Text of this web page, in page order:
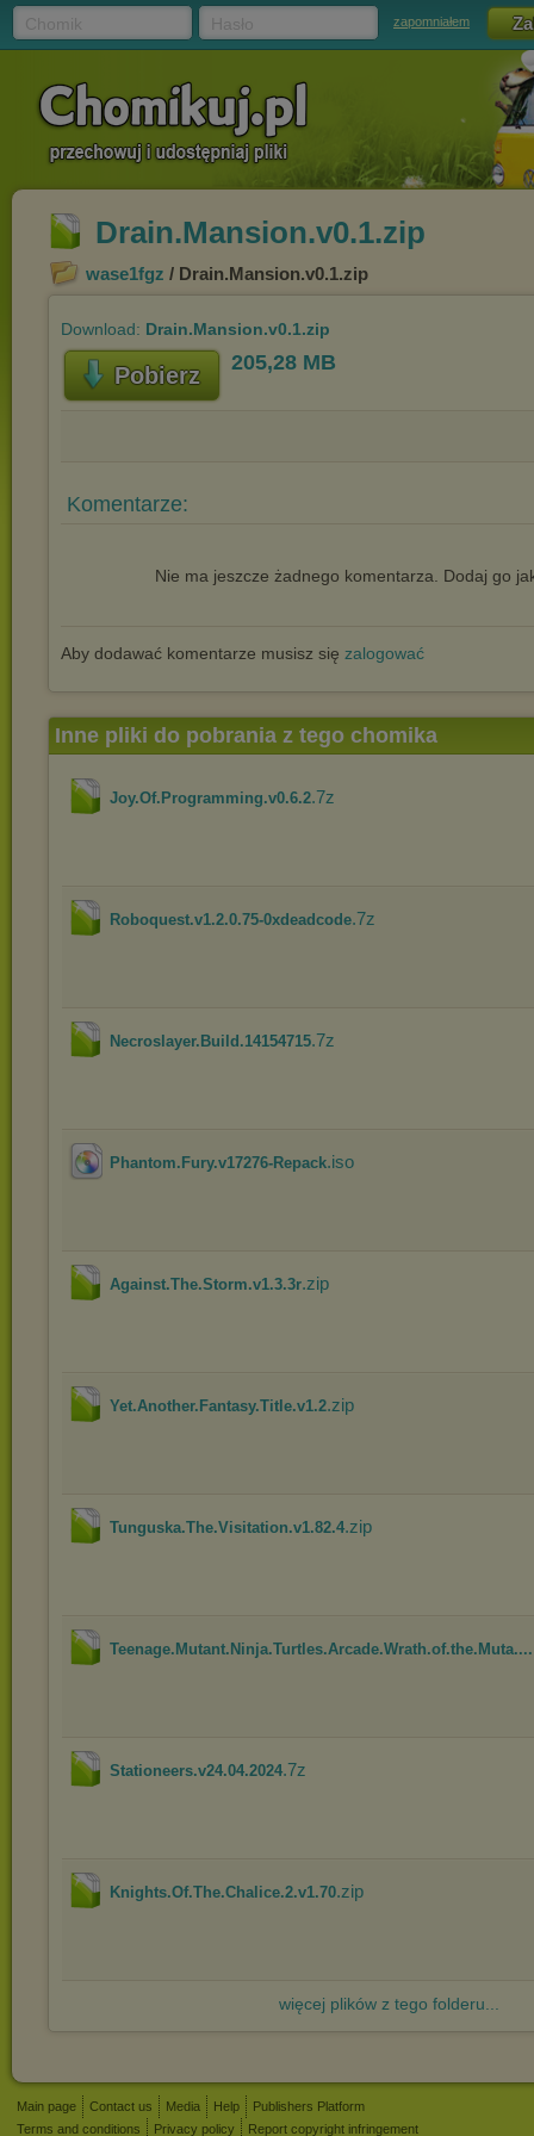
zapomniałem
Drain.Mansion.v0.1.zip
wase1fgz / Drain.Mansion.v0.1.zip
Download: Drain.Mansion.v0.1.zip
Pobierz 205,28 MB
Komentarze:
Nie ma jeszcze żadnego komentarza. Dodaj go
Aby dodawać komentarze musisz się zalogować
Inne pliki do pobrania z tego chomika
Joy.Of.Programming.v0.6.2.7z
Roboquest.v1.2.0.75-0xdeadcode.7z
Necroslayer.Build.14154715.7z
Phantom.Fury.v17276-Repack.iso
Against.The.Storm.v1.3.3r.zip
Yet.Another.Fantasy.Title.v1.2.zip
Tunguska.The.Visitation.v1.82.4.zip
Teenage.Mutant.Ninja.Turtles.Arcade.Wrath.of.the.Muta....
Stationeers.v24.04.2024.7z
Knights.Of.The.Chalice.2.v1.70.zip
więcej plików z tego folderu...
Main page Contact us Media Help
Publishers Platform
Terms and conditions
Privacy policy Report copyright infringement